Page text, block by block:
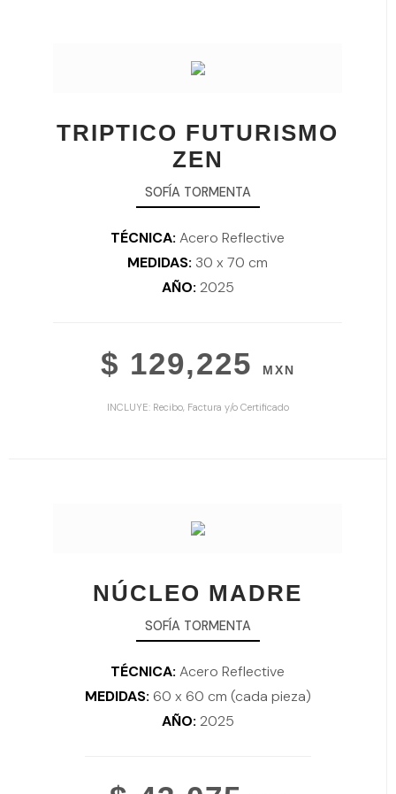
TRIPTICO FUTURISMO
ZEN
SOFÍA TORMENTA
TÉCNICA: Acero Reflective
MEDIDAS: 30 x 70 cm
AÑO: 2025
$ 129,225 MXN
INCLUYE: Recibo, Factura y/o Certificado
NÚCLEO MADRE
SOFÍA TORMENTA
TÉCNICA: Acero Reflective
MEDIDAS: 60 x 60 cm (cada pieza)
AÑO: 2025